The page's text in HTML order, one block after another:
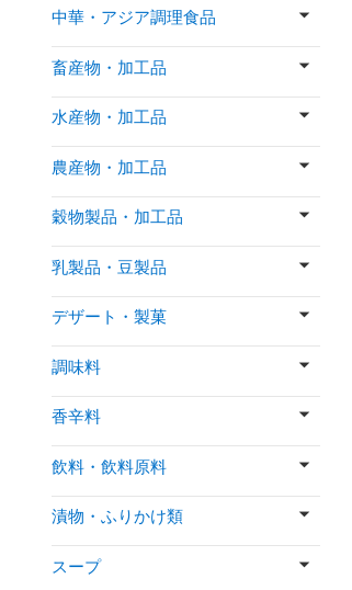
中華・アジア調理食品
畜産物・加工品
水産物・加工品
農産物・加工品
穀物製品・加工品
乳製品・豆製品
デザート・製菓
調味料
香辛料
飲料・飲料原料
漬物・ふりかけ類
スープ